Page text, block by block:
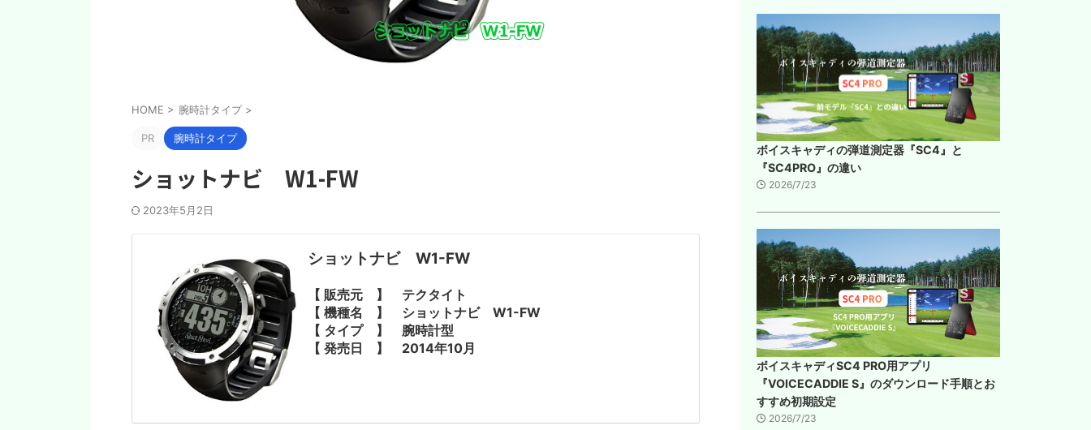
HOME > 腕時計タイプ >
PR 腕時計タイプ
ショットナビ W1-FW
2023年5月2日
ショットナビ W1-FW
【 販売元 】 テクタイト
【 機種名 】 ショットナビ W1-FW
【 タイプ 】 腕時計型
【 発売日 】 2014年10月
ボイスキャディの弾道測定器『SC4』と
『SC4PRO』の違い
2026/7/23
ボイスキャディSC4 PRO用アプリ
『VOICECADDIE S』のダウンロード手順とお
すすめ初期設定
2026/7/23